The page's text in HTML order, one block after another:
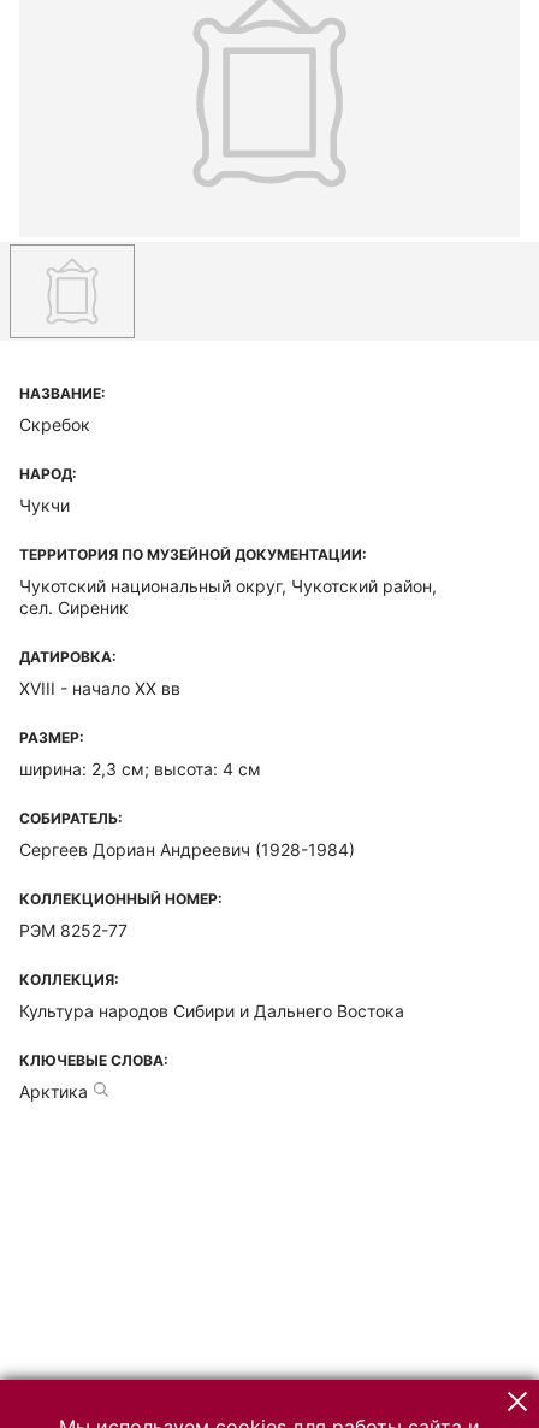
НАЗВАНИЕ:
Скребок
НАРОД:
Чукчи
ТЕРРИТОРИЯ ПО МУЗЕЙНОЙ ДОКУМЕНТАЦИИ:
Чукотский национальный округ, Чукотский район,
сел. Сиреник
ДАТИРОВКА:
XVIII - начало XX вв
РАЗМЕР:
ширина: 2,3 см; высота: 4 см
СОБИРАТЕЛЬ:
Сергеев Дориан Андреевич (1928-1984)
КОЛЛЕКЦИОННЫЙ НОМЕР:
РЭМ 8252-77
КОЛЛЕКЦИЯ:
Культура народов Сибири и Дальнего Востока
КЛЮЧЕВЫЕ СЛОВА:
Арктика